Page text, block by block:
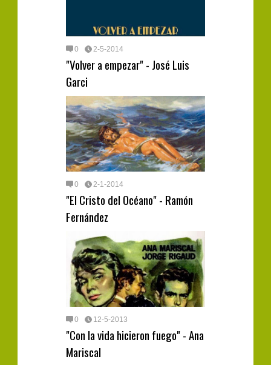
0 2-5-2014
"Volver a empezar" - José Luis
Garci
0 2-1-2014
"El Cristo del Océano" - Ramón
Fernández
0 12-5-2013
"Con la vida hicieron fuego" - Ana
Mariscal